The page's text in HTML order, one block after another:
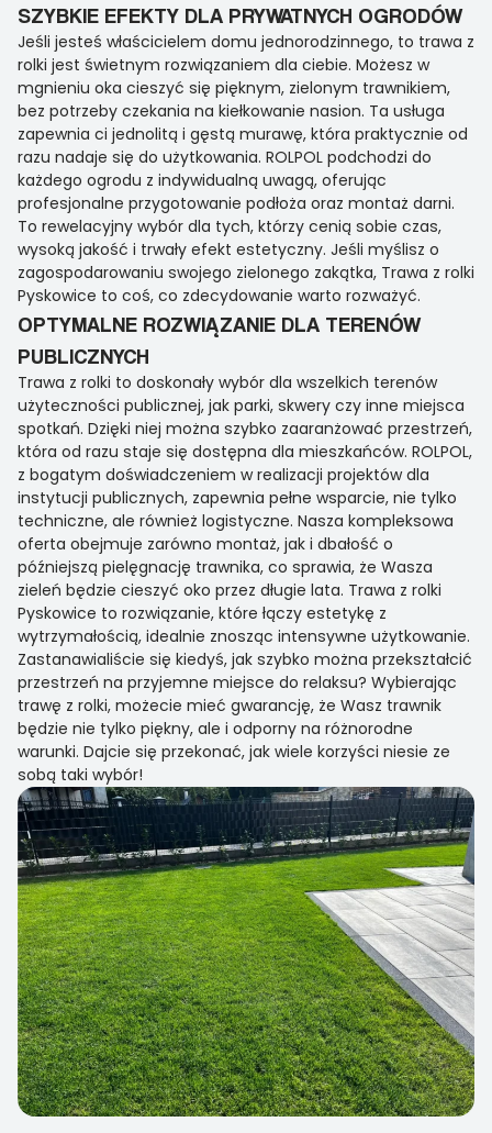
SZYBKIE EFEKTY DLA PRYWATNYCH OGRODÓW
Jeśli jesteś właścicielem domu jednorodzinnego, to trawa z
rolki jest świetnym rozwiązaniem dla ciebie. Możesz w
mgnieniu oka cieszyć się pięknym, zielonym trawnikiem,
bez potrzeby czekania na kiełkowanie nasion. Ta usługa
zapewnia ci jednolitą i gęstą murawę, która praktycznie od
razu nadaje się do użytkowania. ROLPOL podchodzi do
każdego ogrodu z indywidualną uwagą, oferując
profesjonalne przygotowanie podłoża oraz montaż darni.
To rewelacyjny wybór dla tych, którzy cenią sobie czas,
wysoką jakość i trwały efekt estetyczny. Jeśli myślisz o
zagospodarowaniu swojego zielonego zakątka, Trawa z rolki
Pyskowice to coś, co zdecydowanie warto rozważyć.
OPTYMALNE ROZWIĄZANIE DLA TERENÓW
PUBLICZNYCH
Trawa z rolki to doskonały wybór dla wszelkich terenów
użyteczności publicznej, jak parki, skwery czy inne miejsca
spotkań. Dzięki niej można szybko zaaranżować przestrzeń,
która od razu staje się dostępna dla mieszkańców. ROLPOL,
z bogatym doświadczeniem w realizacji projektów dla
instytucji publicznych, zapewnia pełne wsparcie, nie tylko
techniczne, ale również logistyczne. Nasza kompleksowa
oferta obejmuje zarówno montaż, jak i dbałość o
późniejszą pielęgnację trawnika, co sprawia, że Wasza
zieleń będzie cieszyć oko przez długie lata. Trawa z rolki
Pyskowice to rozwiązanie, które łączy estetykę z
wytrzymałością, idealnie znosząc intensywne użytkowanie.
Zastanawialiście się kiedyś, jak szybko można przekształcić
przestrzeń na przyjemne miejsce do relaksu? Wybierając
trawę z rolki, możecie mieć gwarancję, że Wasz trawnik
będzie nie tylko piękny, ale i odporny na różnorodne
warunki. Dajcie się przekonać, jak wiele korzyści niesie ze
sobą taki wybór!